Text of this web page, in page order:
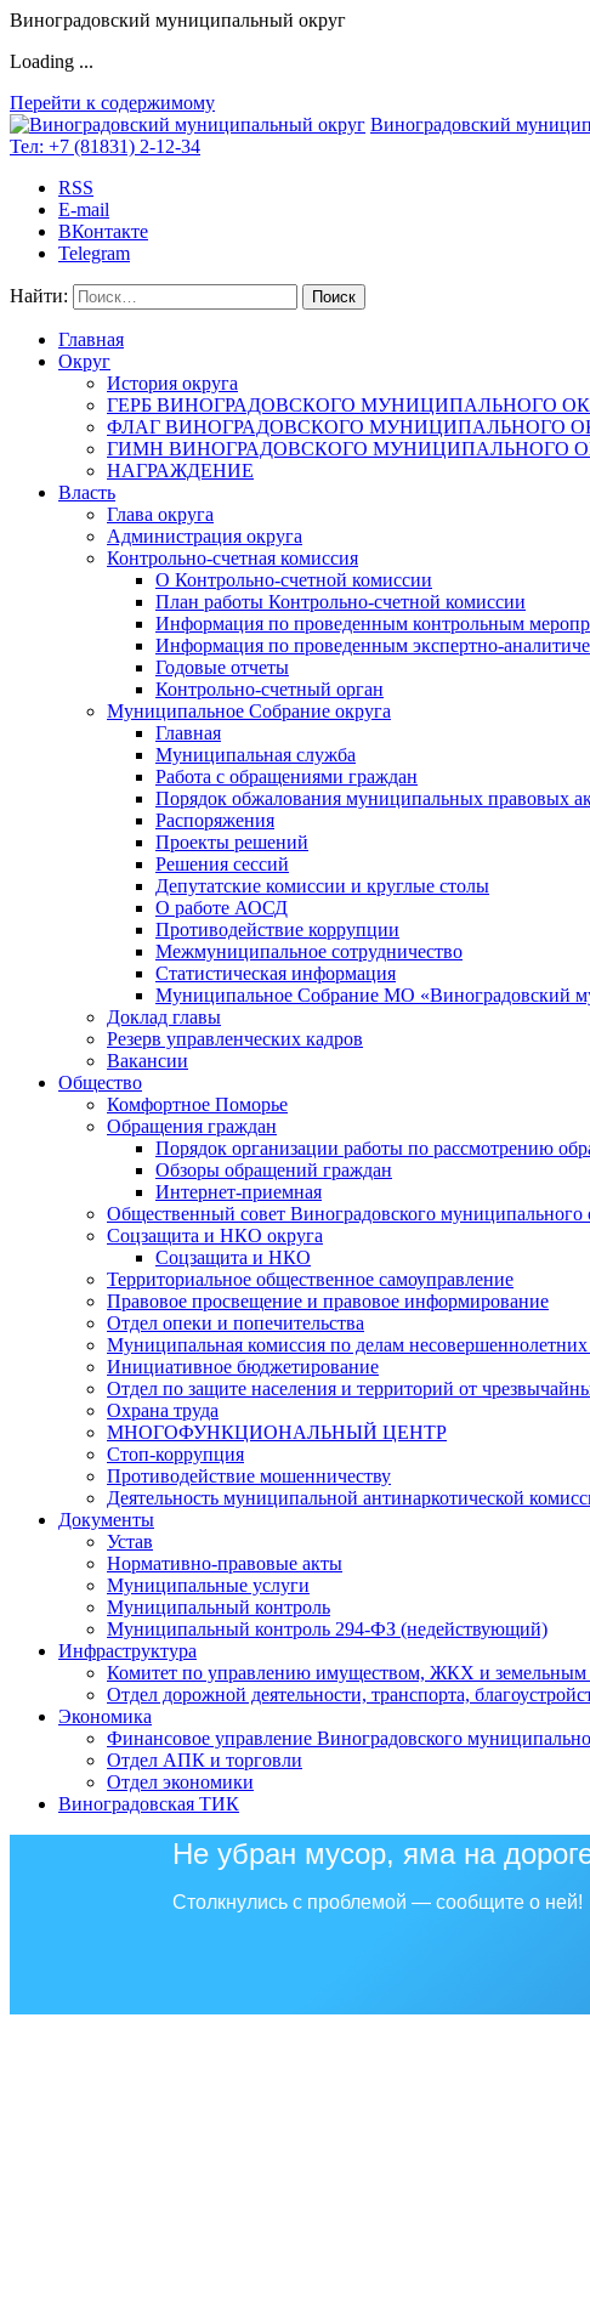
Виноградовский муниципальный округ
Loading ...
Перейти к содержимому
Виноградовский
Тел: +7 (81831) 2-12-34
RSS
E-mail
ВКонтакте
Telegram
Найти:
Главная
Округ
История округа
ГЕРБ ВИНОГРАДОВСКОГО МУНИЦИПАЛЬНОГО
ФЛАГ ВИНОГРАДОВСКОГО МУНИЦИПАЛЬНОГО
ГИМН ВИНОГРАДОВСКОГО МУНИЦИПАЛЬНОГО
НАГРАЖДЕНИЕ
Власть
Глава округа
Администрация округа
Контрольно-счетная комиссия
О Контрольно-счетной комиссии
План работы Контрольно-счетной комиссии
Информация по проведенным контрольным
Информация по проведенным экспертно-
Годовые отчеты
Контрольно-счетный орган
Муниципальное Собрание округа
Главная
Муниципальная служба
Работа с обращениями граждан
Порядок обжалования муниципальных правовых
Распоряжения
Проекты решений
Решения сессий
Депутатские комиссии и круглые столы
О работе АОСД
Противодействие коррупции
Межмуниципальное сотрудничество
Статистическая информация
Муниципальное Собрание МО «Виноградовский
Доклад главы
Резерв управленческих кадров
Вакансии
Общество
Комфортное Поморье
Обращения граждан
Порядок организации работы по рассмотрению
Обзоры обращений граждан
Интернет-приемная
Общественный совет Виноградовского муниципального
Соцзащита и НКО округа
Соцзащита и НКО
Территориальное общественное самоуправление
Правовое просвещение и правовое информирование
Отдел опеки и попечительства
Муниципальная комиссия по делам
Инициативное бюджетирование
Отдел по защите населения и территорий от
Охрана труда
МНОГОФУНКЦИОНАЛЬНЫЙ ЦЕНТР
Стоп-коррупция
Противодействие мошенничеству
Деятельность муниципальной антинаркотической
Документы
Устав
Нормативно-правовые акты
Муниципальные услуги
Муниципальный контроль
Муниципальный контроль 294-ФЗ (недействующий)
Инфраструктура
Комитет по управлению имуществом, ЖКХ и земельным
Отдел дорожной деятельности, транспорта,
Экономика
Финансовое управление Виноградовского
Отдел АПК и торговли
Отдел экономики
Виноградовская ТИК
Не убран мусор, яма на
Столкнулись с проблемой — сообщите о ней!